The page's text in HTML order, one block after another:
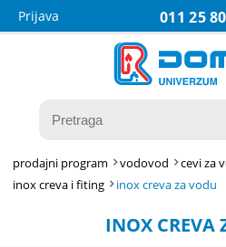
011 25
Prijava
prodajni program vodovod
cevi za
inox creva i fiting
inox creva za vodu
INOX CREVA